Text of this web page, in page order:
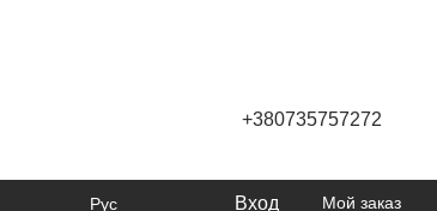
+380735757272
Рус Вход Мой заказ